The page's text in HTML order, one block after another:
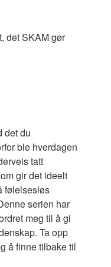
det SKAM gør
det du
ble hverdagen
tatt
gir det ideelt
følelsesløs
serien har
meg til å gi
Ta opp
å finne tilbake til